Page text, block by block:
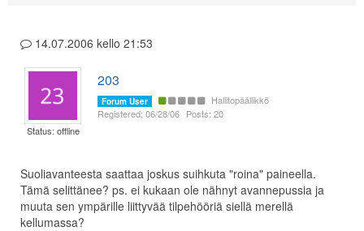
14.07.2006 kello 21:53
Status: offline
203
Forum User
Hallitopäällikkö
Registered: 06/28/06 Posts: 20
Suoliavanteesta saattaa joskus suihkuta "roina" paineella.
Tämä selittänee? ps. ei kukaan ole nähnyt avannepussia ja
muuta sen ympärille liittyvää tilpehööriä siellä merellä
kellumassa?